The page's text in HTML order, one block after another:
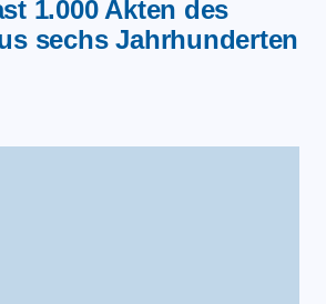
1.000 Akten des
sechs Jahrhunderten